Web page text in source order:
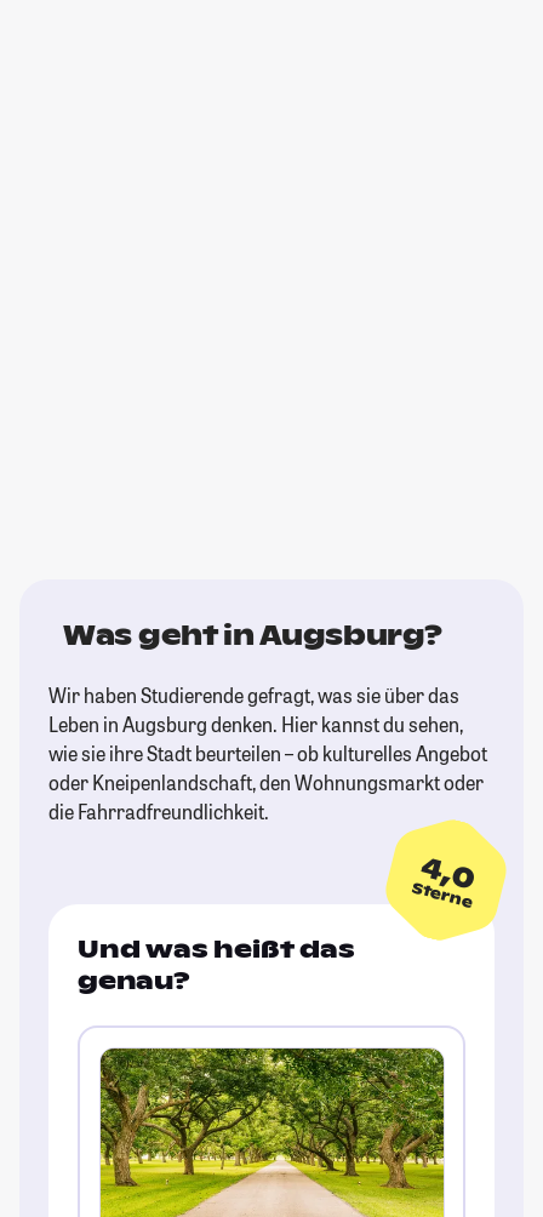
Was geht in Augsburg?
Wir haben Studierende gefragt, was sie über das
Leben in Augsburg denken. Hier kannst du sehen,
wie sie ihre Stadt beurteilen – ob kulturelles Angebot
oder Kneipenlandschaft, den Wohnungsmarkt oder
die Fahrradfreundlichkeit.
4,0
Sterne
Und was heißt das
genau?